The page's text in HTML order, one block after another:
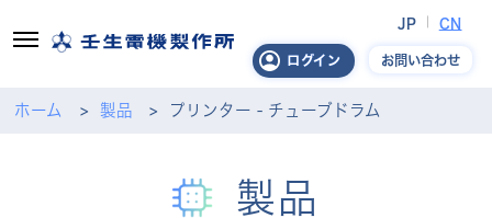
ログイン
JP CN
お問い合わせ
ホーム 製品 プリンター - チューブドラム
製品